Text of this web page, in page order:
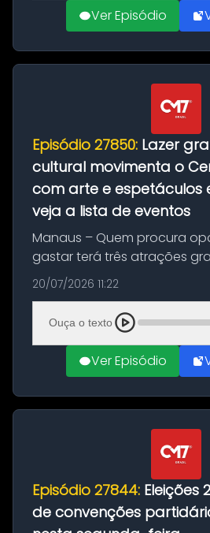
Ver Episódio
Episódio 27850: Lazer
cultural movimenta o
com arte e espetáculos
veja a lista de eventos
Manaus – Quem procura
gastar terá três atrações
entre esta segunda-feira
(23). A programação inclui
dedicada à história das ...
20/07/2026 11:22
Ouça o texto
Ver Episódio
Episódio 27844: Eleições
de convenções